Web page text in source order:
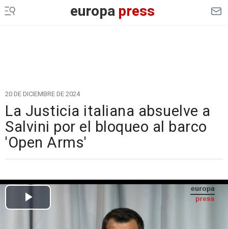
europapress
20 DE DICIEMBRE DE 2024
La Justicia italiana absuelve a
Salvini por el bloqueo al barco
'Open Arms'